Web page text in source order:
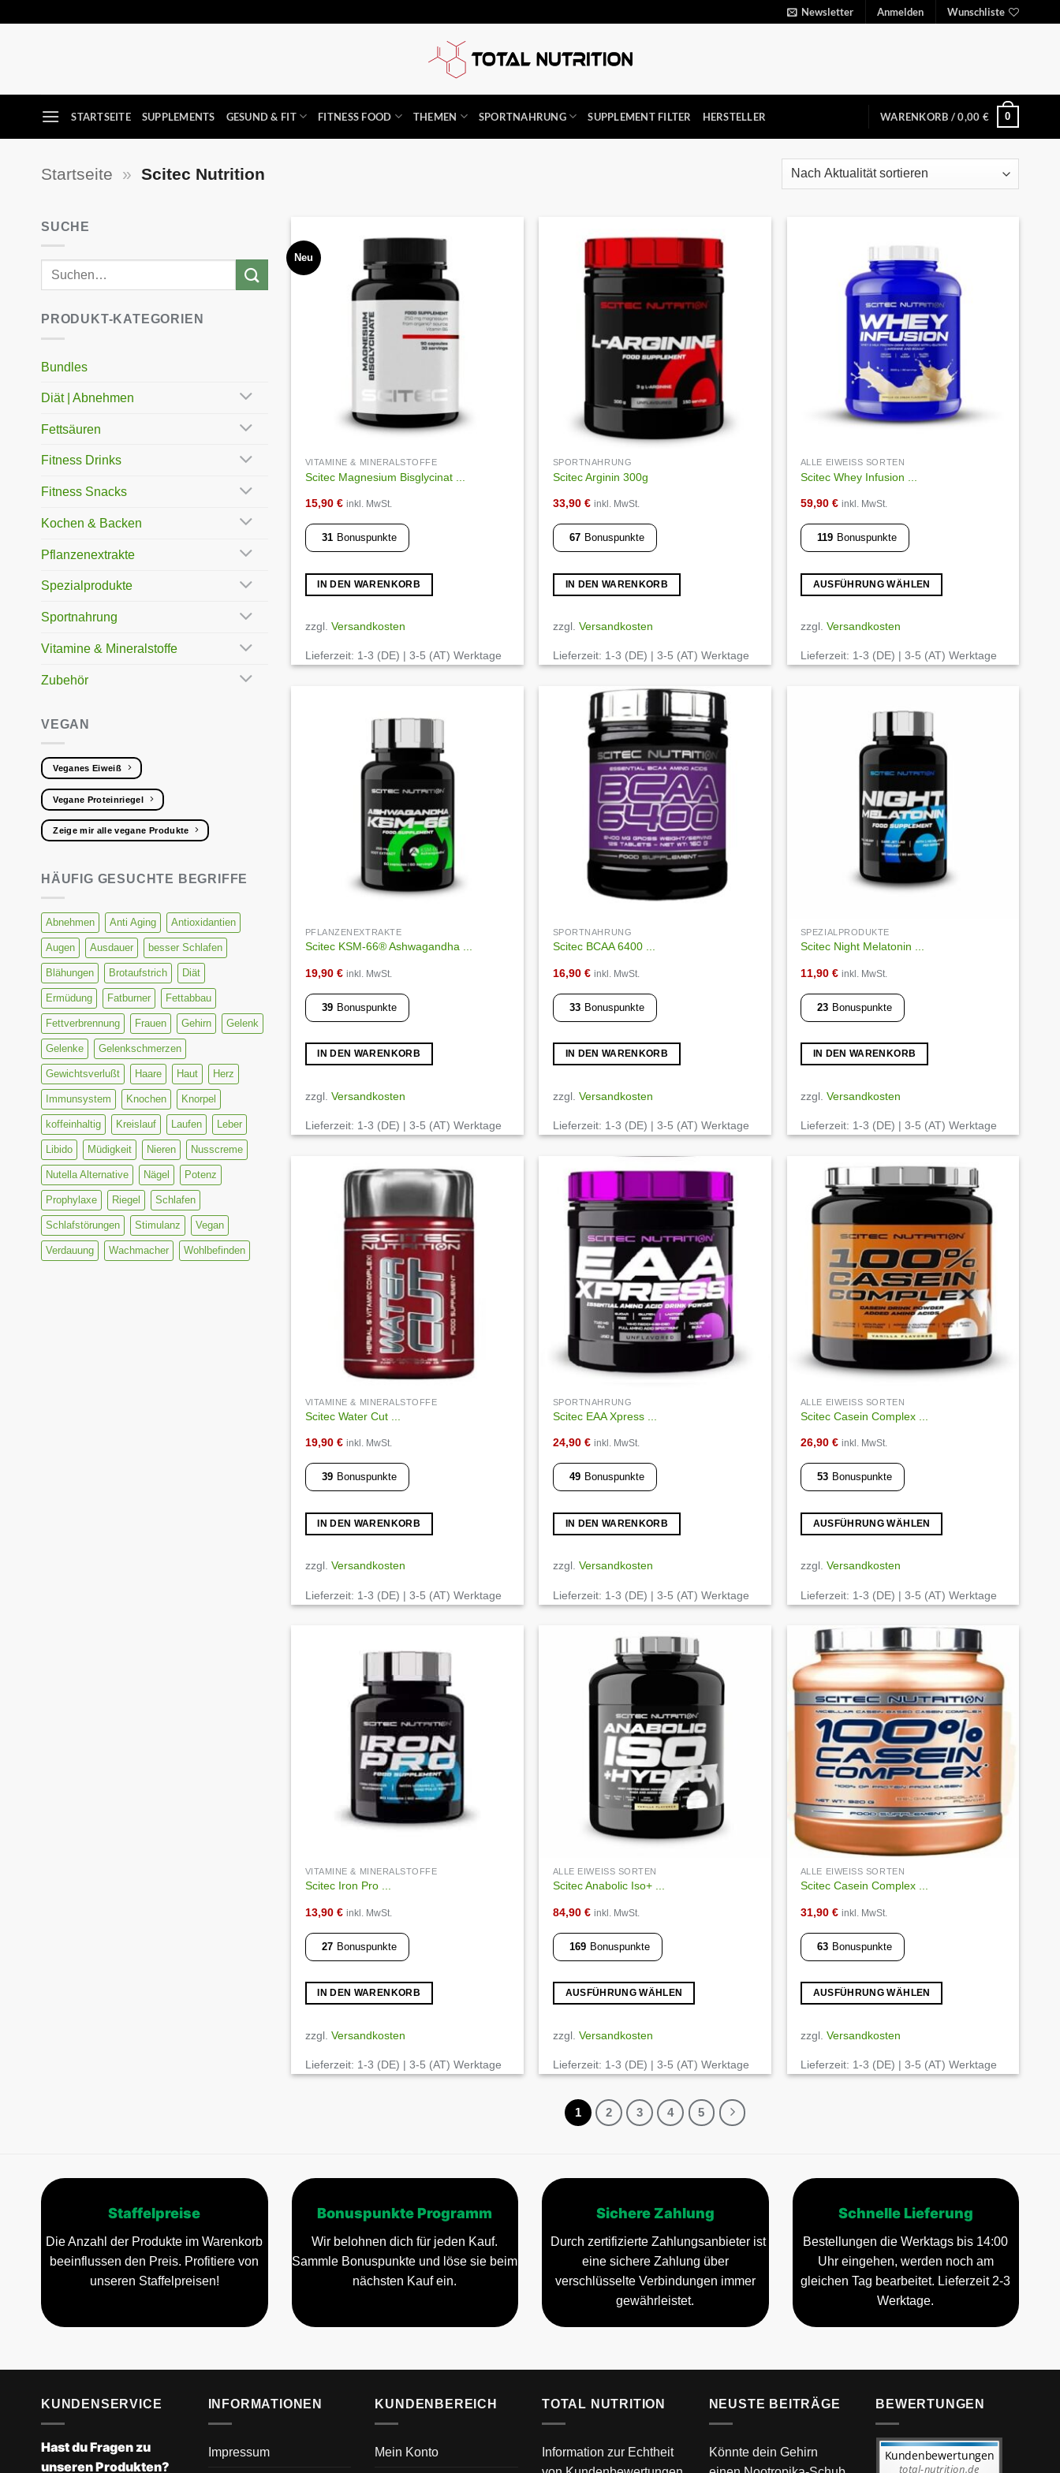
Newsletter Anmelden Wunschliste
STARTSEITE SUPPLEMENTS GESUND & FIT FITNESS FOOD THEMEN SPORTNAHRUNG SUPPLEMENT FILTER HERSTELLER WARENKORB /0,00 € 0
Startseite » Scitec Nutrition
SUCHE
PRODUKT-KATEGORIEN
Bundles
Diät | Abnehmen
Fettsäuren
Fitness Drinks
Fitness Snacks
Kochen & Backen
Pflanzenextrakte
Spezialprodukte
Sportnahrung
Vitamine & Mineralstoffe
Zubehör
VEGAN
Veganes Eiweiß
Vegane Proteinriegel
Zeige mir alle vegane Produkte
HÄUFIG GESUCHTE BEGRIFFE
Abnehmen Anti Aging Antioxidantien
Augen Ausdauer besser Schlafen
Blähungen Brotaufstrich Diät
Ermüdung Fatburner Fettabbau
Fettverbrennung Frauen Gehirn Gelenk
Gelenke Gelenkschmerzen
Gewichtsverlußt Haare Haut Herz
Immunsystem Knochen Knorpel
koffeinhaltig Kreislauf Laufen Leber
Libido Müdigkeit Nieren Nusscreme
Nutella Alternative Nägel Potenz
Prophylaxe Riegel Schlafen
Schlafstörungen Stimulanz Vegan
Verdauung Wachmacher Wohlbefinden
Neu
VITAMINE & MINERALSTOFFE
Scitec Magnesium Bisglycinat ...
15,90 € inkl. MwSt.
31 Bonuspunkte
IN DEN WARENKORB
zzgl. Versandkosten
Lieferzeit: 1-3 (DE) | 3-5 (AT) Werktage
Wunschliste
SPORTNAHRUNG
Scitec Arginin 300g
33,90 € inkl. MwSt.
67 Bonuspunkte
IN DEN WARENKORB
zzgl. Versandkosten
Lieferzeit: 1-3 (DE) | 3-5 (AT) Werktage
ALLE EIWEISS SORTEN
Scitec Whey Infusion ...
59,90 € inkl. MwSt.
119 Bonuspunkte
AUSFÜHRUNG WÄHLEN
Produkt
mehrere
zzgl. Versandkosten
Lieferzeit: 1-3 (DE) | 3-5 (AT) Werktage
PFLANZENEXTRAKTE
Scitec KSM-66® Ashwagandha ...
19,90 € inkl. MwSt.
39 Bonuspunkte
IN DEN WARENKORB
zzgl. Versandkosten
Lieferzeit: 1-3 (DE) | 3-5 (AT) Werktage
Auf die
Wunschliste
SPORTNAHRUNG
Scitec BCAA 6400 ...
16,90 € inkl. MwSt.
33 Bonuspunkte
IN DEN WARENKORB
zzgl. Versandkosten
Lieferzeit: 1-3 (DE) | 3-5 (AT) Werktage
SPEZIALPRODUKTE
Scitec Night Melatonin ...
11,90 € inkl. MwSt.
23 Bonuspunkte
IN DEN WARENKORB
zzgl. Versandkosten
Lieferzeit: 1-3 (DE) | 3-5 (AT) Werktage
Wunschliste
VITAMINE & MINERALSTOFFE
Scitec Water Cut ...
19,90 € inkl. MwSt.
39 Bonuspunkte
IN DEN WARENKORB
zzgl. Versandkosten
Lieferzeit: 1-3 (DE) | 3-5 (AT) Werktage
Auf die
Wunschliste
SPORTNAHRUNG
Scitec EAA Xpress ...
24,90 € inkl. MwSt.
49 Bonuspunkte
IN DEN WARENKORB
zzgl. Versandkosten
Lieferzeit: 1-3 (DE) | 3-5 (AT) Werktage
Auf die
Wunschliste
ALLE EIWEISS SORTEN
Scitec Casein Complex ...
26,90 € inkl. MwSt.
53 Bonuspunkte
AUSFÜHRUNG WÄHLEN
Produkt
mehrere
auf.
Die
Optionen
können
auf
der
Produktseite
gewählt
werden
zzgl. Versandkosten
Lieferzeit: 1-3 (DE) | 3-5 (AT) Werktage
VITAMINE & MINERALSTOFFE
Scitec Iron Pro ...
13,90 € inkl. MwSt.
27 Bonuspunkte
IN DEN WARENKORB
zzgl. Versandkosten
Lieferzeit: 1-3 (DE) | 3-5 (AT) Werktage
Wunschliste
ALLE EIWEISS SORTEN
Scitec Anabolic Iso+ ...
84,90 € inkl. MwSt.
169 Bonuspunkte
AUSFÜHRUNG WÄHLEN
Produkt
mehrere
auf.
Die
auf
Produktseite
werden
zzgl. Versandkosten
Lieferzeit: 1-3 (DE) | 3-5 (AT) Werktage
Auf die
Wunschliste
ALLE EIWEISS SORTEN
Scitec Casein Complex ...
31,90 € inkl. MwSt.
63 Bonuspunkte
AUSFÜHRUNG WÄHLEN
Produkt
mehrere
auf
Produktseite
werden
zzgl. Versandkosten
Lieferzeit: 1-3 (DE) | 3-5 (AT) Werktage
1 2 3 4 5
Staffelpreise
Die Anzahl der Produkte im Warenkorb
beeinflussen den Preis. Profitiere von
unseren Staffelpreisen!
Bonuspunkte Programm
Wir belohnen dich für jeden Kauf.
Sammle Bonuspunkte und löse sie beim
nächsten Kauf ein.
Sichere Zahlung
Durch zertifizierte Zahlungsanbieter ist
eine sichere Zahlung über
verschlüsselte Verbindungen immer
gewährleistet.
Schnelle Lieferung
Bestellungen die Werktags bis 14:00
Uhr eingehen, werden noch am
gleichen Tag bearbeitet. Lieferzeit 2-3
Werktage.
KUNDENSERVICE
Hast du Fragen zu
unseren Produkten?
INFORMATIONEN
Impressum
KUNDENBEREICH
Mein Konto
TOTAL NUTRITION
Information zur Echtheit
NEUSTE BEITRÄGE
Könnte dein Gehirn
BEWERTUNGEN